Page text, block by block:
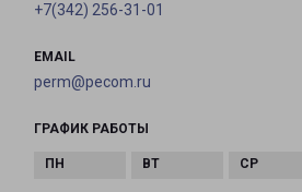
+7(342) 256-31-01
EMAIL
perm@pecom.ru
ГРАФИК РАБОТЫ